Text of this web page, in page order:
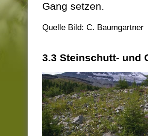
Gang setzen.
Quelle Bild: C. Baumgartner
3.3 Steinschutt- und